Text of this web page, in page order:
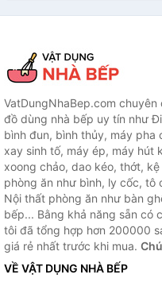
VatDungNhaBep.com
đồ dùng nhà bếp uy tín như
bình đun, bình thủy, máy pha
xay sinh tố, máy ép, máy hút
xoong chảo, dao kéo, thớt,
phòng ăn như bình, ly cốc, tô
Nội thất phòng ăn như bàn
bếp... Bằng khả năng sẵn có
tôi đã tổng hợp hơn 200000
giá rẻ nhất trước khi mua.
VỀ VẬT DỤNG NHÀ BẾP